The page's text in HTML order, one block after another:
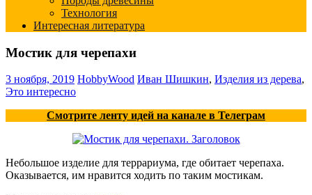
Технология
Интересная литература
Мостик для черепахи
3 ноября, 2019 HobbyWood Иван Шишкин, Изделия из дерева,
Это интересно
Смотрите ленту идей на канале в Телеграм
Небольшое изделие для террариума, где обитает черепаха.
Оказывается, им нравится ходить по таким мостикам.